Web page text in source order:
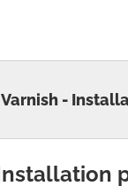
Varnish -